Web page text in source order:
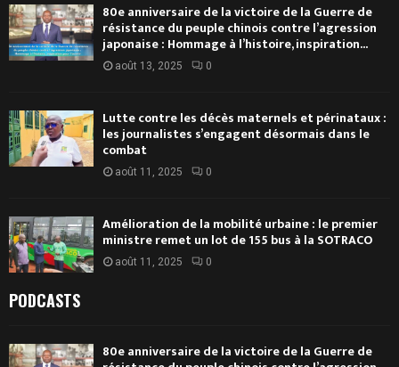
80e anniversaire de la victoire de la Guerre de
résistance du peuple chinois contre l’agression
japonaise : Hommage à l’histoire, inspiration...
août 13, 2025 0
Lutte contre les décès maternels et périnataux :
les journalistes s’engagent désormais dans le
combat
août 11, 2025 0
Amélioration de la mobilité urbaine : le premier
ministre remet un lot de 155 bus à la SOTRACO
août 11, 2025 0
PODCASTS
80e anniversaire de la victoire de la Guerre de